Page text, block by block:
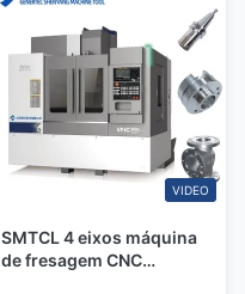
VIDEO
SMTCL 4 eixos máquina
de fresagem CNC